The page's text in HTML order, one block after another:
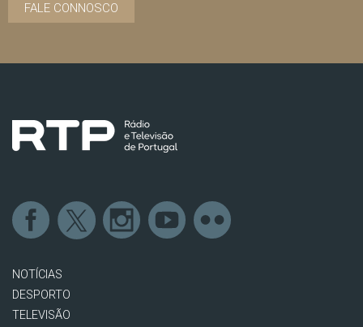
FALE CONNOSCO
NOTÍCIAS
DESPORTO
TELEVISÃO